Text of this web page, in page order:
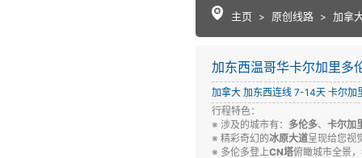
主页 > 原创线路 > 加拿
加东西温哥华卡尔加里多
加拿大 加东西连线 7-14天 卡尔加
行程特色：
※ 涉及的城市有： 多伦多、 卡尔加
※ 精彩奇幻的冰原大道呈现给您视
※ 多伦多登上CN塔俯瞰城市全景